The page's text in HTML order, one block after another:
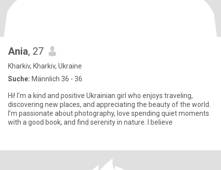
Ania, 27
Kharkiv, Kharkiv, Ukraine
Suche: Männlich 36 - 36
Hi! I’m a kind and positive Ukrainian girl who enjoys traveling,
discovering new places, and appreciating the beauty of the world.
I’m passionate about photography, love spending quiet moments
with a good book, and find serenity in nature. I believe